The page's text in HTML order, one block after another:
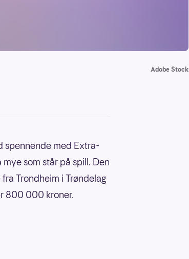
Adobe Stock
spennende med Extra-
som står på spill. Den
Trondheim i Trøndelag
800 000 kroner.